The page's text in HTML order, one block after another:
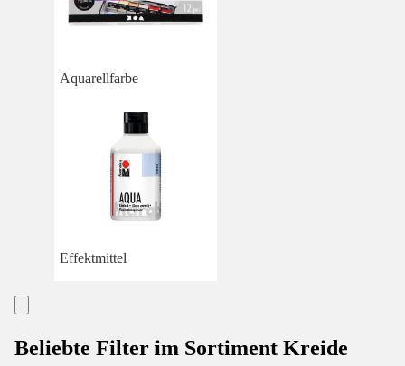
Aquarellfarbe
Effektmittel
Beliebte Filter im Sortiment Kreide